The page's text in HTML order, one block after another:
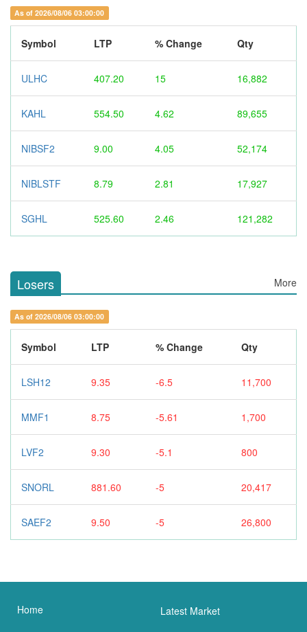
As of 2026/08/06 03:00:00
Symbol LTP % Change Qty
ULHC 407.20 15 16,882
KAHL 554.50 4.62 89,655
NIBSF2 9.00 4.05 52,174
NIBLSTF 8.79 2.81 17,927
SGHL 525.60 2.46 121,282
Losers More
As of 2026/08/06 03:00:00
Symbol LTP % Change Qty
LSH12 9.35 -6.5 11,700
MMF1 8.75 -5.61 1,700
LVF2 9.30 -5.1 800
SNORL 881.60 -5 20,417
SAEF2 9.50 -5 26,800
Home Latest Market